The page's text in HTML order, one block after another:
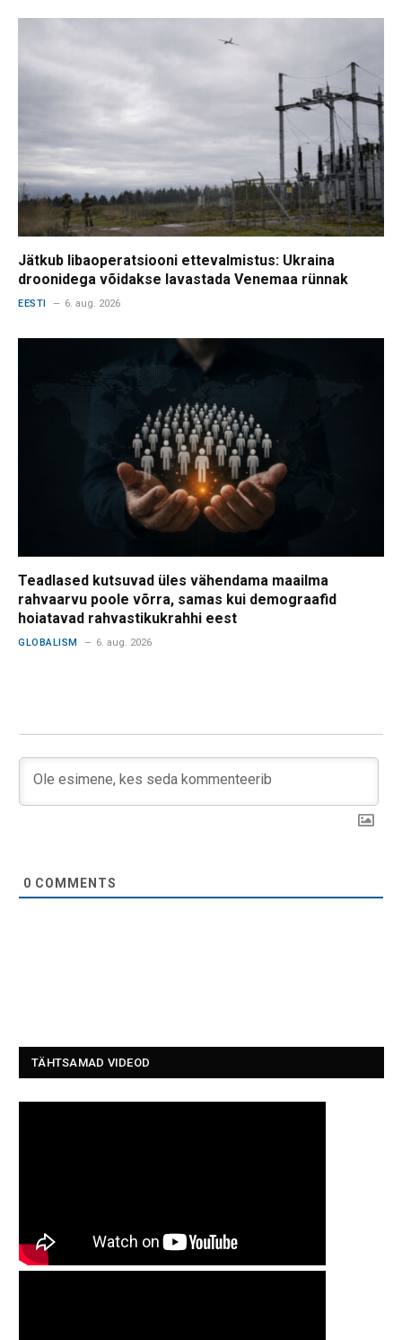
Jätkub libaoperatsiooni ettevalmistus: Ukraina
droonidega võidakse lavastada Venemaa rünnak
EESTI 6. aug. 2026
Teadlased kutsuvad üles vähendama maailma
rahvaarvu poole võrra, samas kui demograafid
hoiatavad rahvastikukrahhi eest
GLOBALISM 6. aug. 2026
0 COMMENTS
TÄHTSAMAD VIDEOD